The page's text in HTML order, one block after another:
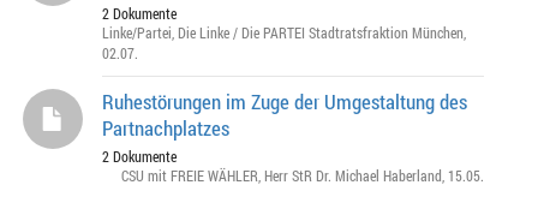
2 Dokumente
Linke/Partei Die Linke / Die PARTEI Stadtratsfraktion München
02.07.
Ruhestörungen im Zuge der Umgestaltung des
Partnachplatzes
2 Dokumente
CSU mit FREIE WÄHLER Herr StR Dr. Michael Haberland , 15.05.